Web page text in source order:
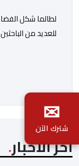
لطالما شكل
للعديد من
السياق، برز هذا
يقتات على
آخر الأخبار
✉
شترك الآن